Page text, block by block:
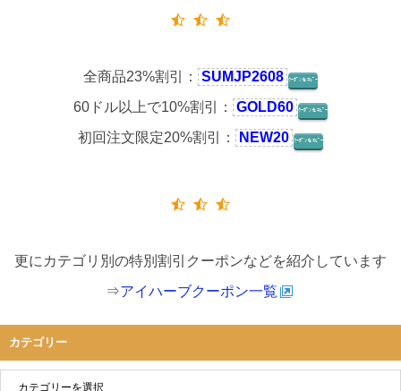
全商品23%割引： SUMJP2608 ｸｰﾎﾟﾝをｺﾋﾟｰ
60ドル以上で10%割引： GOLD60 ｸｰﾎﾟﾝをｺﾋﾟｰ
初回注文限定20%割引： NEW20 ｸｰﾎﾟﾝをｺﾋﾟｰ
更にカテゴリ別の特別割引クーポンなどを紹介しています
⇒アイハーブクーポン一覧
カテゴリー